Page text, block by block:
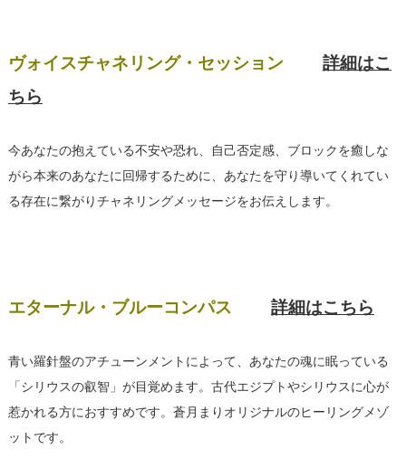
ヴォイスチャネリング・セッション
詳細はこ
ちら
今あなたの抱えている不安や恐れ、自己否定感、ブロックを癒しな
がら本来のあなたに回帰するために、あなたを守り導いてくれてい
る存在に繋がりチャネリングメッセージをお伝えします。
エターナル・ブルーコンパス 詳細はこちら
青い羅針盤のアチューンメントによって、あなたの魂に眠っている
「シリウスの叡智」が目覚めます。古代エジプトやシリウスに心が
惹かれる方におすすめです。蒼月まりオリジナルのヒーリングメゾ
ットです。